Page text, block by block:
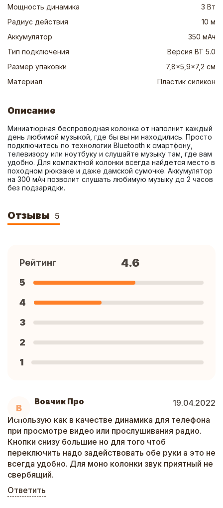
Мощность динамика
3 Вт
Радиус действия
10 м
Аккумулятор
350 мАч
Тип подключения
Версия BT 5.0
Размер упаковки
7,8x5,9x7,2 см
Материал
Пластик силикон
Описание
Миниатюрная беспроводная колонка от наполнит каждый
день любимой музыкой, где бы вы ни находились. Просто
подключитесь по технологии Bluetooth к смартфону,
телевизору или ноутбуку и слушайте музыку там, где вам
удобно. Для компактной колонки всегда найдется место в
походном рюкзаке и даже дамской сумочке. Аккумулятор
на 300 мАч позволит слушать любимую музыку до 2 часов
без подзарядки.
Отзывы 5
В
Вовчик Про
19.04.2022
Использую как в качестве динамика для телефона
при просмотре видео или прослушивания радио.
Кнопки снизу большие но для того чтоб
переключить надо задействовать обе руки а это не
всегда удобно. Для моно колонки звук приятный не
свербящий.
Ответить
Рейтинг 4.6
5
4
3
2
1